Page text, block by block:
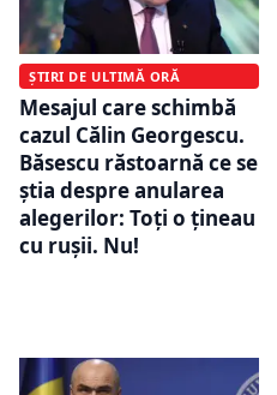
ȘTIRI DE ULTIMĂ ORĂ
Mesajul care schimbă
cazul Călin Georgescu.
Băsescu răstoarnă ce se
știa despre anularea
alegerilor: Toți o țineau
cu rușii. Nu!